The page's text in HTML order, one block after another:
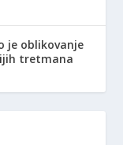
je oblikovanje
tretmana